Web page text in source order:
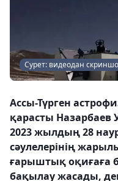
Сурет: видеодан
Ассы-Түрген
қарасты Назарбаев
2023 жылдың 28
сәулелерінің
ғарыштық оқиғаға
бақылау жасады,